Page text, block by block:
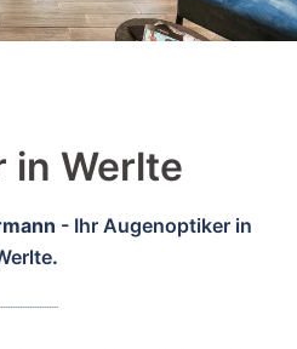
in Werlte
- Ihr Augenoptiker in
.